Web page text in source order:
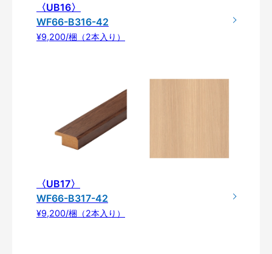
〈UB16〉
WF66-B316-42
¥9,200/梱（2本入り）
〈UB17〉
WF66-B317-42
¥9,200/梱（2本入り）